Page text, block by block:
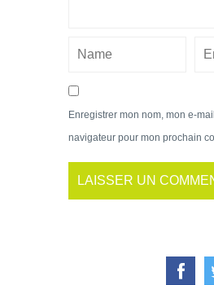
Enregistrer mon nom, mon e-
navigateur pour mon prochain